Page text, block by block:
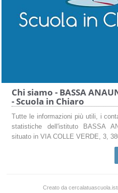
Chi siamo - BASSA
- Scuola in Chiaro
Tutte le informazioni più utili, i
statistiche dell'istituto BASSA
situato in VIA COLLE VERDE, 3,
Creato da